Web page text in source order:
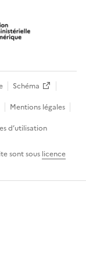
Schéma
Mentions légales
d’utilisation
sont sous licence